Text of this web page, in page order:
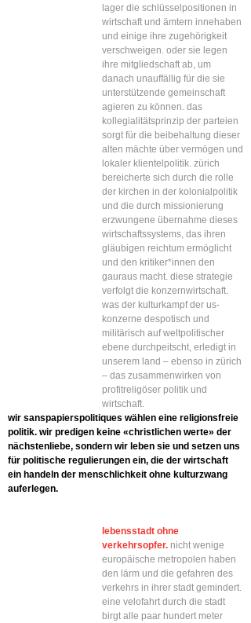
lager die schlüsselpositionen in
wirtschaft und ämtern innehaben
und einige ihre zugehörigkeit
verschweigen. oder sie legen
ihre mitgliedschaft ab, um
danach unauffällig für die sie
unterstützende gemeinschaft
agieren zu können. das
kollegialitätsprinzip der parteien
sorgt für die beibehaltung dieser
alten mächte über vermögen und
lokaler klientelpolitik. zürich
bereicherte sich durch die rolle
der kirchen in der kolonialpolitik
und die durch missionierung
erzwungene übernahme dieses
wirtschaftssystems, das ihren
gläubigen reichtum ermöglicht
und den kritiker*innen den
gauraus macht. diese strategie
verfolgt die konzernwirtschaft.
was der kulturkampf der us-
konzerne despotisch und
militärisch auf weltpolitischer
ebene durchpeitscht, erledigt in
unserem land – ebenso in zürich
– das zusammenwirken von
profitreligöser politik und
wirtschaft.
wir sanspapierspolitiques wählen eine religionsfreie
politik. wir predigen keine «christlichen werte» der
nächstenliebe, sondern wir leben sie und setzen uns
für politische regulierungen ein, die der wirtschaft
ein handeln der menschlichkeit ohne kulturzwang
auferlegen.
lebensstadt ohne
verkehrsopfer. nicht wenige
europäische metropolen haben
den lärm und die gefahren des
verkehrs in ihrer stadt gemindert.
eine velofahrt durch die stadt
birgt alle paar hundert meter